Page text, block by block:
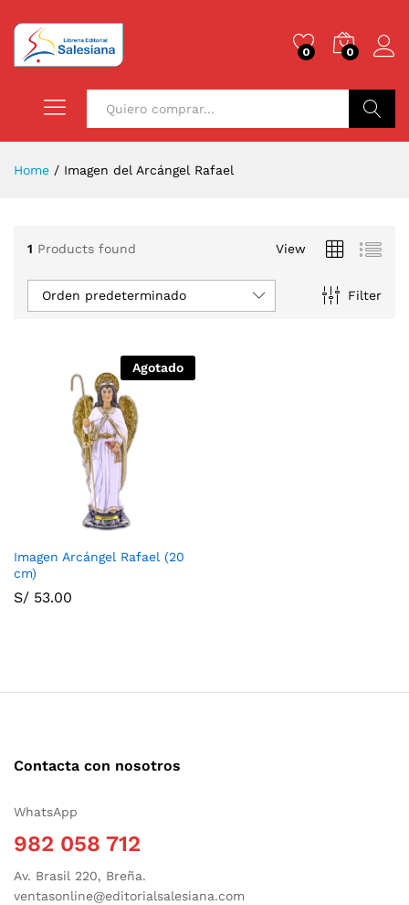
0 0
Home / Imagen del Arcángel Rafael
1 Products found View
Filter
Orden predeterminado
Agotado
Imagen Arcángel Rafael (20
cm)
S/ 53.00
Contacta con nosotros
WhatsApp
982 058 712
Av. Brasil 220, Breña.
ventasonline@editorialsalesiana.com